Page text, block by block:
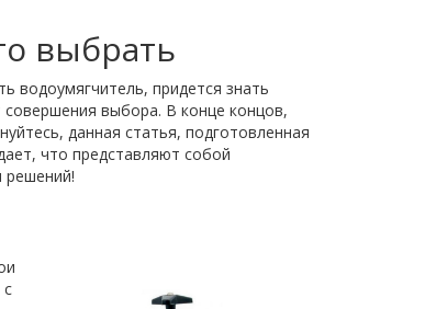
выбрать
водоумягчитель, придется знать
выбора. В конце концов,
данная статья, подготовленная
что представляют собой
решений!